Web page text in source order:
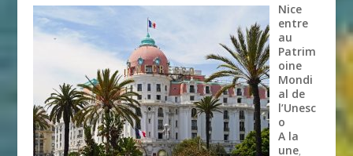
Nice
entre
au
Patrim
oine
Mondi
al de
l’Unesc
o
A la
une,